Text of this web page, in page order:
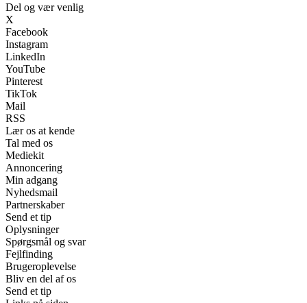
Del og vær venlig
X
Facebook
Instagram
LinkedIn
YouTube
Pinterest
TikTok
Mail
RSS
Lær os at kende
Tal med os
Mediekit
Annoncering
Min adgang
Nyhedsmail
Partnerskaber
Send et tip
Oplysninger
Spørgsmål og svar
Fejlfinding
Brugeroplevelse
Bliv en del af os
Send et tip